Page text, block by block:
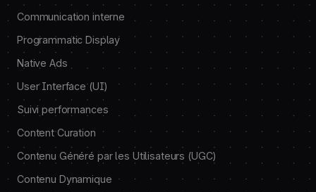
Communication interne
Programmatic Display
Native Ads
User Interface (UI)
Suivi performances
Content Curation
Contenu Généré par les Utilisateurs (UGC)
Contenu Dynamique